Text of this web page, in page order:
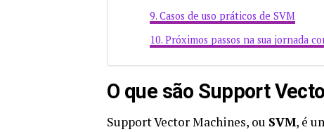
Casos de uso práticos de SVM
Próximos passos na sua jornada
O que são Support
Support Vector Machines, ou SVM, é